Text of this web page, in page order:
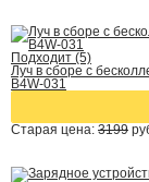
Подходит (5)
Луч в сборе с
B4W-031
Старая цена: 3199